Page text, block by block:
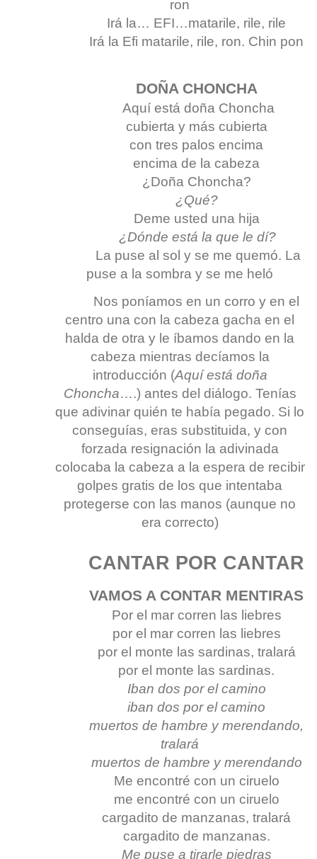
ron
Irá la… EFI…matarile, rile, rile
Irá la Efi matarile, rile, ron. Chin pon
DOÑA CHONCHA
Aquí está doña Choncha
cubierta y más cubierta
con tres palos encima
encima de la cabeza
¿Doña Choncha?
¿Qué?
Deme usted una hija
¿Dónde está la que le dí?
La puse al sol y se me quemó. La
puse a la sombra y se me heló
Nos poníamos en un corro y en el
centro una con la cabeza gacha en el
halda de otra y le íbamos dando en la
cabeza mientras decíamos la
introducción (Aquí está doña
Choncha….) antes del diálogo. Tenías
que adivinar quién te había pegado. Si lo
conseguías, eras substituida, y con
forzada resignación la adivinada
colocaba la cabeza a la espera de recibir
golpes gratis de los que intentaba
protegerse con las manos (aunque no
era correcto)
CANTAR POR CANTAR
VAMOS A CONTAR MENTIRAS
Por el mar corren las liebres
por el mar corren las liebres
por el monte las sardinas, tralará
por el monte las sardinas.
Iban dos por el camino
iban dos por el camino
muertos de hambre y merendando,
tralará
muertos de hambre y merendando
Me encontré con un ciruelo
me encontré con un ciruelo
cargadito de manzanas, tralará
cargadito de manzanas.
Me puse a tirarle piedras